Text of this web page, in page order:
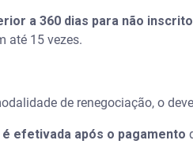
a 360 dias para não
até 15 vezes.
de renegociação, o
efetivada após o pagamento